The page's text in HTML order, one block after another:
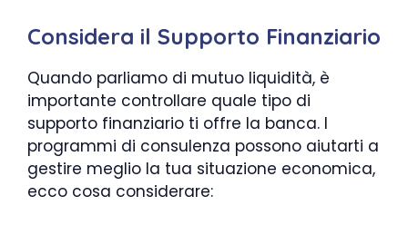
Considera il Supporto Finanziario
Quando parliamo di mutuo liquidità, è
importante controllare quale tipo di
supporto finanziario ti offre la banca. I
programmi di consulenza possono aiutarti a
gestire meglio la tua situazione economica,
ecco cosa considerare: